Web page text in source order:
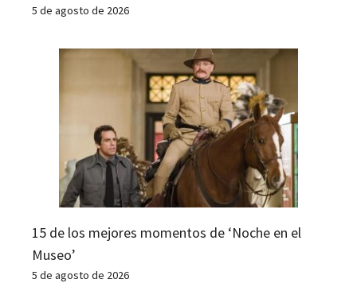
5 de agosto de 2026
15 de los mejores momentos de ‘Noche en el
Museo’
5 de agosto de 2026